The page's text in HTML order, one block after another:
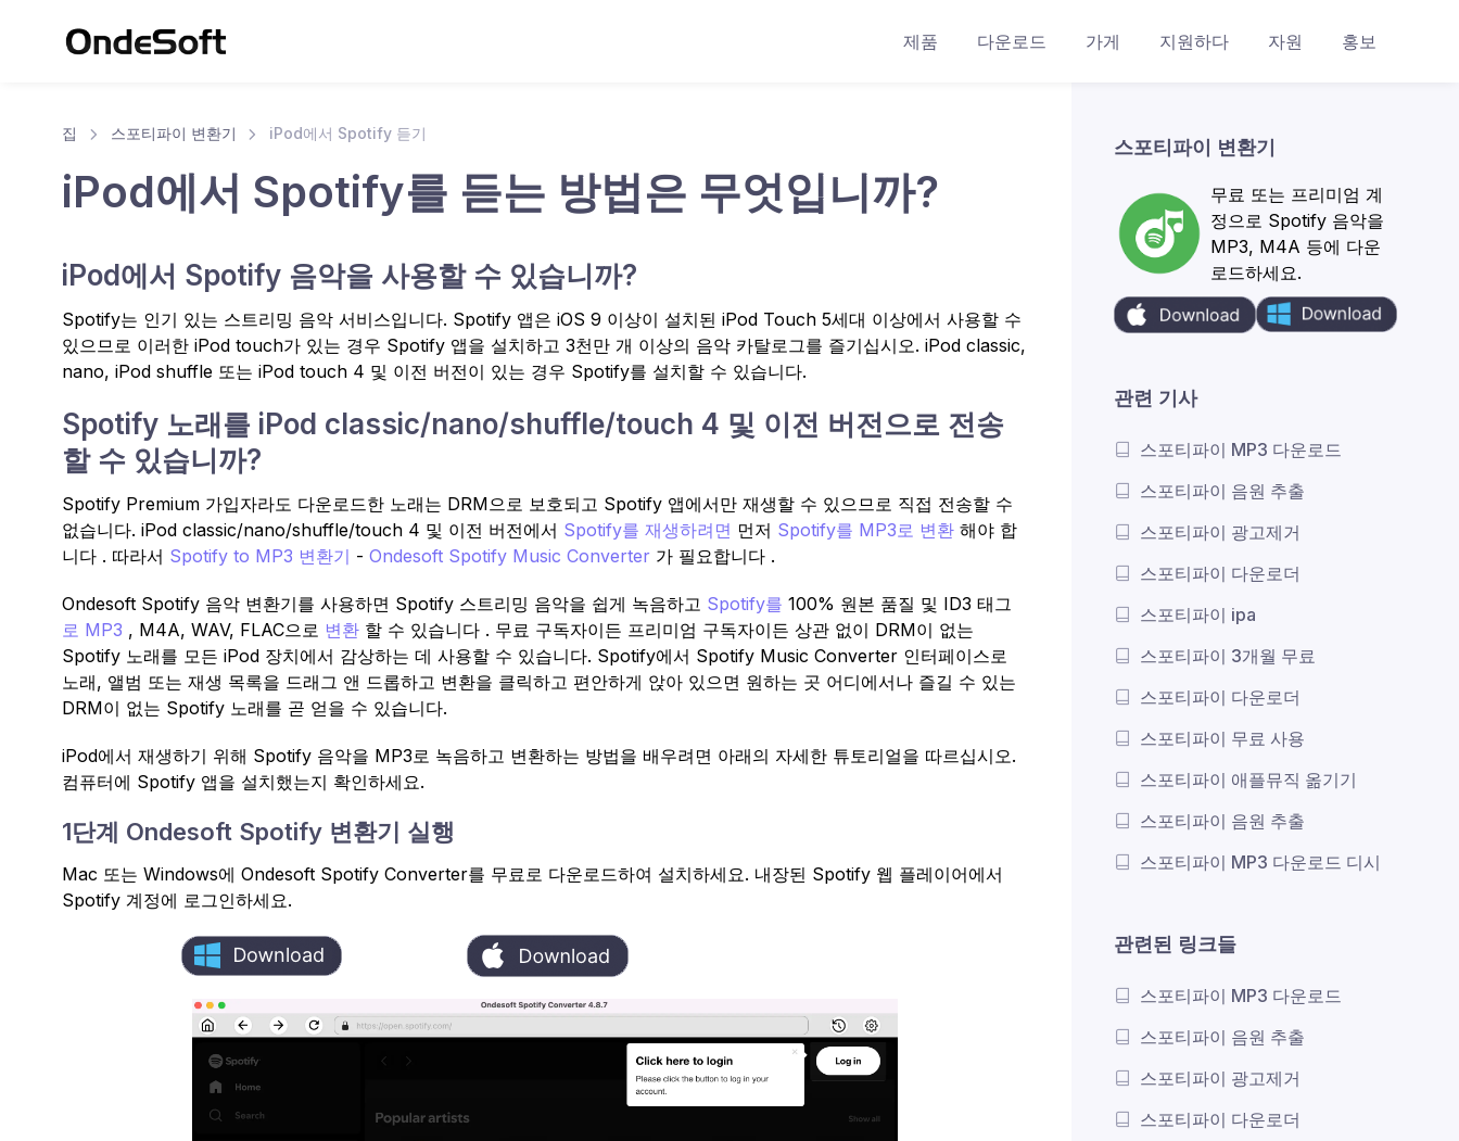
제품 다운로드 가게 지원하다 자원 홍보
집 스포티파이 변환기 iPod에서 Spotify 듣기
iPod에서 Spotify를 듣는 방법은 무엇입니까?
iPod에서 Spotify 음악을 사용할 수 있습니까?
Spotify는 인기 있는 스트리밍 음악 서비스입니다. Spotify 앱은 iOS 9 이상이 설치된 iPod Touch 5세대 이상에서 사용할 수
있으므로 이러한 iPod touch가 있는 경우 Spotify 앱을 설치하고 3천만 개 이상의 음악 카탈로그를 즐기십시오. iPod classic,
nano, iPod shuffle 또는 iPod touch 4 및 이전 버전이 있는 경우 Spotify를 설치할 수 있습니다.
Spotify 노래를 iPod classic/nano/shuffle/touch 4 및 이전 버전으로 전송
할 수 있습니까?
Spotify Premium 가입자라도 다운로드한 노래는 DRM으로 보호되고 Spotify 앱에서만 재생할 수 있으므로 직접 전송할 수
없습니다. iPod classic/nano/shuffle/touch 4 및 이전 버전에서 Spotify를 재생하려면 먼저 Spotify를 MP3로 변환 해야 합
니다 . 따라서 Spotify to MP3 변환기 - Ondesoft Spotify Music Converter 가 필요합니다 .
Ondesoft Spotify 음악 변환기를 사용하면 Spotify 스트리밍 음악을 쉽게 녹음하고 Spotify를 100% 원본 품질 및 ID3 태그
로 MP3 , M4A, WAV, FLAC으로 변환 할 수 있습니다 . 무료 구독자이든 프리미엄 구독자이든 상관 없이 DRM이 없는
Spotify 노래를 모든 iPod 장치에서 감상하는 데 사용할 수 있습니다. Spotify에서 Spotify Music Converter 인터페이스로
노래, 앨범 또는 재생 목록을 드래그 앤 드롭하고 변환을 클릭하고 편안하게 앉아 있으면 원하는 곳 어디에서나 즐길 수 있는
DRM이 없는 Spotify 노래를 곧 얻을 수 있습니다.
iPod에서 재생하기 위해 Spotify 음악을 MP3로 녹음하고 변환하는 방법을 배우려면 아래의 자세한 튜토리얼을 따르십시오.
컴퓨터에 Spotify 앱을 설치했는지 확인하세요.
1단계 Ondesoft Spotify 변환기 실행
Mac 또는 Windows에 Ondesoft Spotify Converter를 무료로 다운로드하여 설치하세요. 내장된 Spotify 웹 플레이어에서
Spotify 계정에 로그인하세요.
스포티파이 변환기
무료 또는 프리미엄 계
정으로 Spotify 음악을
MP3, M4A 등에 다운
로드하세요.
관련 기사
스포티파이 MP3 다운로드
스포티파이 음원 추출
스포티파이 광고제거
스포티파이 다운로더
스포티파이 ipa
스포티파이 3개월 무료
스포티파이 다운로더
스포티파이 무료 사용
스포티파이 애플뮤직 옮기기
스포티파이 음원 추출
스포티파이 MP3 다운로드 디시
관련된 링크들
스포티파이 MP3 다운로드
스포티파이 음원 추출
스포티파이 광고제거
스포티파이 다운로더